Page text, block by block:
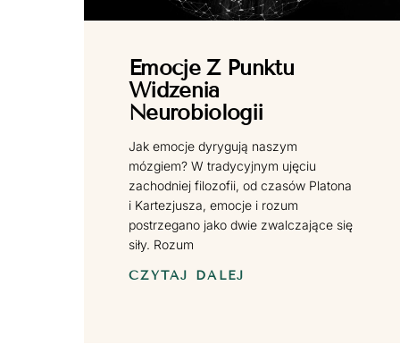
Emocje Z Punktu
Widzenia
Neurobiologii
Jak emocje dyrygują naszym
mózgiem? W tradycyjnym ujęciu
zachodniej filozofii, od czasów Platona
i Kartezjusza, emocje i rozum
postrzegano jako dwie zwalczające się
siły. Rozum
CZYTAJ DALEJ